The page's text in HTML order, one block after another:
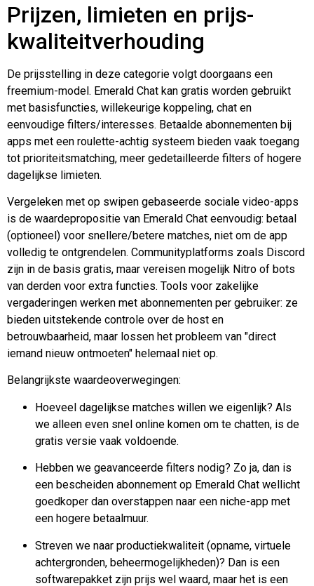
Prijzen, limieten en prijs-
kwaliteitverhouding
De prijsstelling in deze categorie volgt doorgaans een
freemium-model. Emerald Chat kan gratis worden gebruikt
met basisfuncties, willekeurige koppeling, chat en
eenvoudige filters/interesses. Betaalde abonnementen bij
apps met een roulette-achtig systeem bieden vaak toegang
tot prioriteitsmatching, meer gedetailleerde filters of hogere
dagelijkse limieten.
Vergeleken met op swipen gebaseerde sociale video-apps
is de waardepropositie van Emerald Chat eenvoudig: betaal
(optioneel) voor snellere/betere matches, niet om de app
volledig te ontgrendelen. Communityplatforms zoals Discord
zijn in de basis gratis, maar vereisen mogelijk Nitro of bots
van derden voor extra functies. Tools voor zakelijke
vergaderingen werken met abonnementen per gebruiker: ze
bieden uitstekende controle over de host en
betrouwbaarheid, maar lossen het probleem van "direct
iemand nieuw ontmoeten" helemaal niet op.
Belangrijkste waardeoverwegingen:
Hoeveel dagelijkse matches willen we eigenlijk? Als
we alleen even snel online komen om te chatten, is de
gratis versie vaak voldoende.
Hebben we geavanceerde filters nodig? Zo ja, dan is
een bescheiden abonnement op Emerald Chat wellicht
goedkoper dan overstappen naar een niche-app met
een hogere betaalmuur.
Streven we naar productiekwaliteit (opname, virtuele
achtergronden, beheermogelijkheden)? Dan is een
softwarepakket zijn prijs wel waard, maar het is een